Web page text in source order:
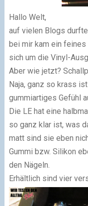
Hallo Welt,
auf vielen Blogs
bei mir kam ein feines
sich um die Vinyl-
Aber wie jetzt?
Naja, ganz so krass
gummiartiges Gefühl
Die LE hat eine
so ganz klar ist, was
matt sind sie eben
Gummi bzw. Silikon
den Nägeln.
Erhältlich sind vier